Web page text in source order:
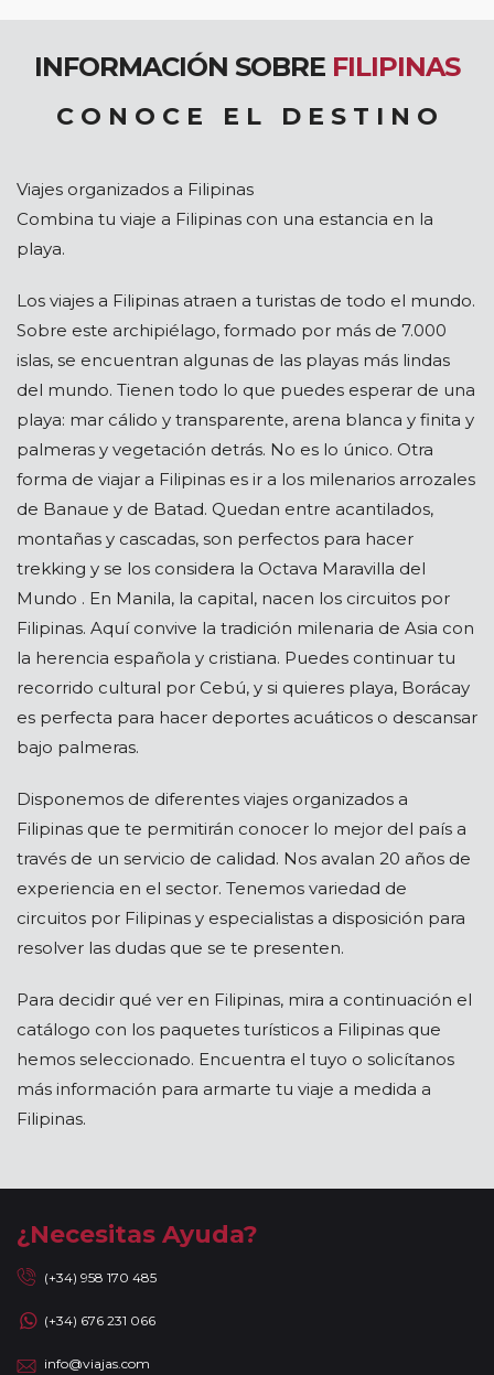
INFORMACIÓN SOBRE FILIPINAS
C O N O C E E L D E S T I N O
Viajes organizados a Filipinas
Combina tu viaje a Filipinas con una estancia en la
playa.
Los viajes a Filipinas atraen a turistas de todo el mundo.
Sobre este archipiélago, formado por más de 7.000
islas, se encuentran algunas de las playas más lindas
del mundo. Tienen todo lo que puedes esperar de una
playa: mar cálido y transparente, arena blanca y finita y
palmeras y vegetación detrás. No es lo único. Otra
forma de viajar a Filipinas es ir a los milenarios arrozales
de Banaue y de Batad. Quedan entre acantilados,
montañas y cascadas, son perfectos para hacer
trekking y se los considera la Octava Maravilla del
Mundo . En Manila, la capital, nacen los circuitos por
Filipinas. Aquí convive la tradición milenaria de Asia con
la herencia española y cristiana. Puedes continuar tu
recorrido cultural por Cebú, y si quieres playa, Borácay
es perfecta para hacer deportes acuáticos o descansar
bajo palmeras.
Disponemos de diferentes viajes organizados a
Filipinas que te permitirán conocer lo mejor del país a
través de un servicio de calidad. Nos avalan 20 años de
experiencia en el sector. Tenemos variedad de
circuitos por Filipinas y especialistas a disposición para
resolver las dudas que se te presenten.
Para decidir qué ver en Filipinas, mira a continuación el
catálogo con los paquetes turísticos a Filipinas que
hemos seleccionado. Encuentra el tuyo o solicítanos
más información para armarte tu viaje a medida a
Filipinas.
¿Necesitas Ayuda?
(+34) 958 170 485
(+34) 676 231 066
info@viajas.com